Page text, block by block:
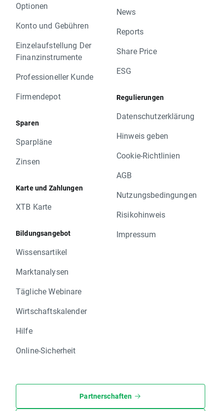
Optionen
Konto und Gebühren
Einzelaufstellung Der
Finanzinstrumente
Professioneller Kunde
Firmendepot
Sparen
Sparpläne
Zinsen
Karte und Zahlungen
XTB Karte
Bildungsangebot
Wissensartikel
Marktanalysen
Tägliche Webinare
Wirtschaftskalender
Hilfe
Online-Sicherheit
News
Reports
Share Price
ESG
Regulierungen
Datenschutzerklärung
Hinweis geben
Cookie-Richtlinien
AGB
Nutzungsbedingungen
Risikohinweis
Impressum
Partnerschaften